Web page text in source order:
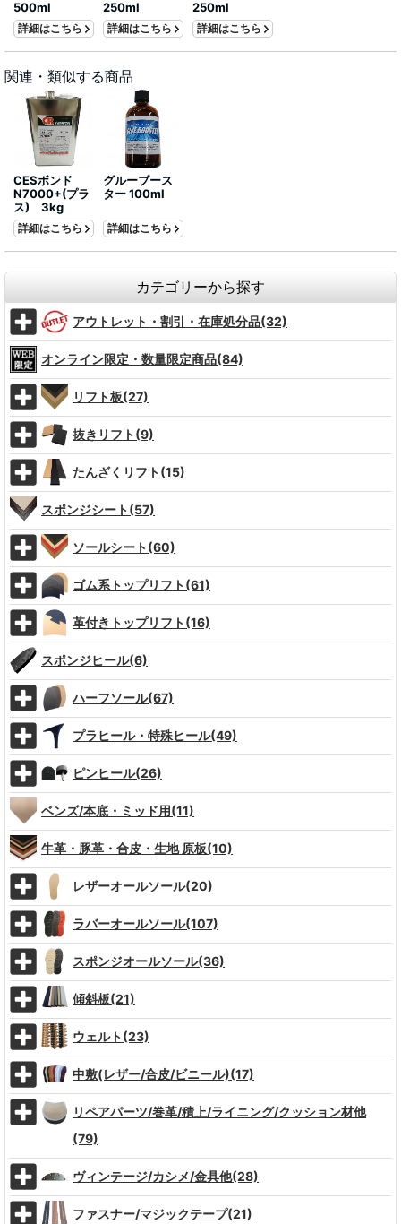
500ml
詳細はこちら
250ml
詳細はこちら
250ml
詳細はこちら
関連・類似する商品
CESボンド
N7000+(プラ
ス) 3kg
詳細はこちら
グルーブース
ター 100ml
詳細はこちら
カテゴリーから探す
アウトレット・割引・在庫処分品(32)
オンライン限定・数量限定商品(84)
リフト板(27)
抜きリフト(9)
たんざくリフト(15)
スポンジシート(57)
ソールシート(60)
ゴム系トップリフト(61)
革付きトップリフト(16)
スポンジヒール(6)
ハーフソール(67)
プラヒール・特殊ヒール(49)
ピンヒール(26)
ベンズ/本底・ミッド用(11)
牛革・豚革・合皮・生地 原板(10)
レザーオールソール(20)
ラバーオールソール(107)
スポンジオールソール(36)
傾斜板(21)
ウェルト(23)
中敷(レザー/合皮/ビニール)(17)
リペアパーツ/巻革/積上/ライニング/クッション材他
(79)
ヴィンテージ/カシメ/金具他(28)
ファスナー/マジックテープ(21)